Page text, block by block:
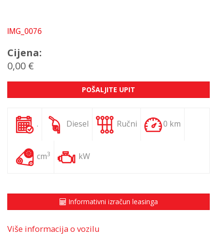
IMG_0076
Cijena:
0,00 €
POŠALJITE UPIT
. Diesel Ručni 0 km
cm3 kW
Informativni izračun leasinga
Više informacija o vozilu